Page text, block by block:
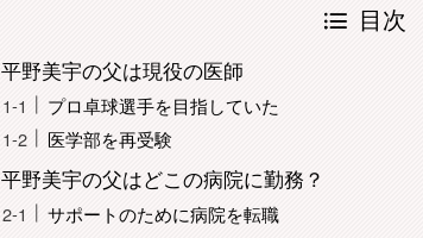
目次
平野美宇の父は現役の医師
プロ卓球選手を目指していた
医学部を再受験
平野美宇の父はどこの病院に勤務？
サポートのために病院を転職